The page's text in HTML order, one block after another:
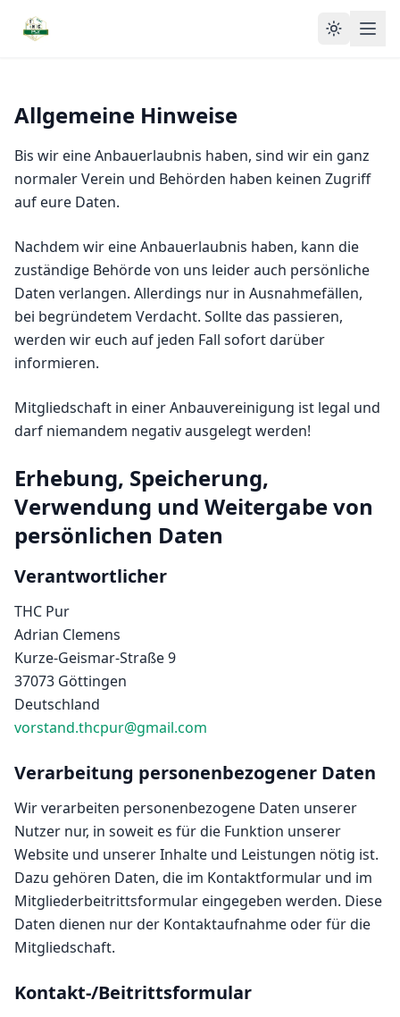
Toggle
Allgemeine Hinweise
Bis wir eine Anbauerlaubnis haben, sind wir ein ganz
normaler Verein und Behörden haben keinen Zugriff
auf eure Daten.
Nachdem wir eine Anbauerlaubnis haben, kann die
zuständige Behörde von uns leider auch persönliche
Daten verlangen. Allerdings nur in Ausnahmefällen,
bei begründetem Verdacht. Sollte das passieren,
werden wir euch auf jeden Fall sofort darüber
informieren.
Mitgliedschaft in einer Anbauvereinigung ist legal und
darf niemandem negativ ausgelegt werden!
Erhebung, Speicherung,
Verwendung und Weitergabe von
persönlichen Daten
Verantwortlicher
THC Pur
Adrian Clemens
Kurze-Geismar-Straße 9
37073 Göttingen
Deutschland
vorstand.thcpur@gmail.com
Verarbeitung personenbezogener Daten
Wir verarbeiten personenbezogene Daten unserer
Nutzer nur, in soweit es für die Funktion unserer
Website und unserer Inhalte und Leistungen nötig ist.
Dazu gehören Daten, die im Kontaktformular und im
Mitgliederbeitrittsformular eingegeben werden. Diese
Daten dienen nur der Kontaktaufnahme oder für die
Mitgliedschaft.
Kontakt-/Beitrittsformular